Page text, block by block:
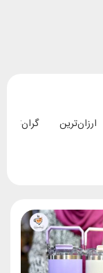
ارزان‌ترین گران‌ترین